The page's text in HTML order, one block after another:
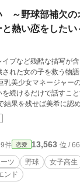
～野球部補欠の
と熱い恋をした
プなど残酷な描写が
子を救う物語です。】 野球
美少女マネージャー
続けるだけで話すこ
結果を残せば美希に認
自信があるものの超
男になりたくて、最
ら試合で一番活躍した
た。 それを聞いた竜
すが同一人物です。 ※
件 恋愛 13,563 位 /
ツ 野球 女子高生
ンド